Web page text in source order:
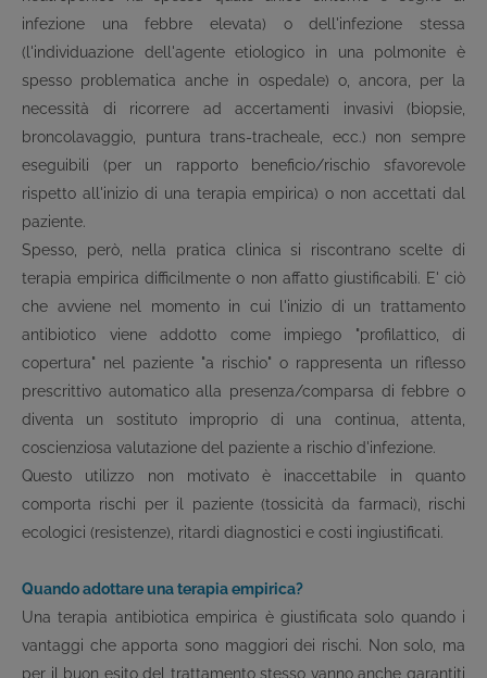
infezione una febbre elevata) o dell'infezione stessa
(l'individuazione dell'agente etiologico in una polmonite è
spesso problematica anche in ospedale) o, ancora, per la
necessità di ricorrere ad accertamenti invasivi (biopsie,
broncolavaggio, puntura trans-tracheale, ecc.) non sempre
eseguibili (per un rapporto beneficio/rischio sfavorevole
rispetto all'inizio di una terapia empirica) o non accettati dal
paziente.
Spesso, però, nella pratica clinica si riscontrano scelte di
terapia empirica difficilmente o non affatto giustificabili. E' ciò
che avviene nel momento in cui l'inizio di un trattamento
antibiotico viene addotto come impiego "profilattico, di
copertura" nel paziente "a rischio" o rappresenta un riflesso
prescrittivo automatico alla presenza/comparsa di febbre o
diventa un sostituto improprio di una continua, attenta,
coscienziosa valutazione del paziente a rischio d'infezione.
Questo utilizzo non motivato è inaccettabile in quanto
comporta rischi per il paziente (tossicità da farmaci), rischi
ecologici (resistenze), ritardi diagnostici e costi ingiustificati.
Quando adottare una terapia empirica?
Una terapia antibiotica empirica è giustificata solo quando i
vantaggi che apporta sono maggiori dei rischi. Non solo, ma
per il buon esito del trattamento stesso vanno anche garantiti